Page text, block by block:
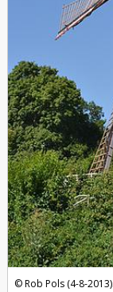
Rob Pols (4-8-2013).